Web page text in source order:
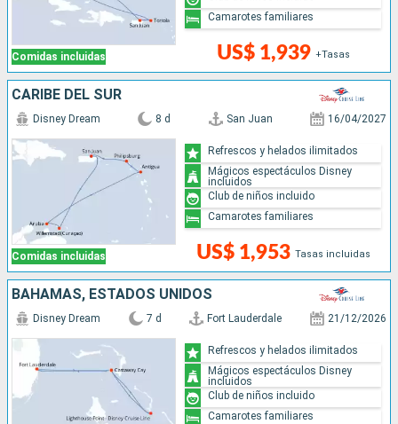
Comidas incluidas US$ 1,939 +Tasas
Camarotes familiares
CARIBE DEL SUR
Comidas incluidas
Disney Dream 8 d San Juan 16/04/2027
US$ 1,953 Tasas incluidas
Refrescos y helados ilimitados
Mágicos espectáculos Disney
incluidos
Club de niños incluido
Camarotes familiares
BAHAMAS, ESTADOS UNIDOS
Disney Dream 7 d Fort Lauderdale 21/12/2026
Refrescos y helados ilimitados
Mágicos espectáculos Disney
incluidos
Club de niños incluido
Camarotes familiares